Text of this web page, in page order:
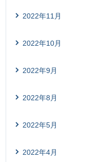
2022年11月
2022年10月
2022年9月
2022年8月
2022年5月
2022年4月